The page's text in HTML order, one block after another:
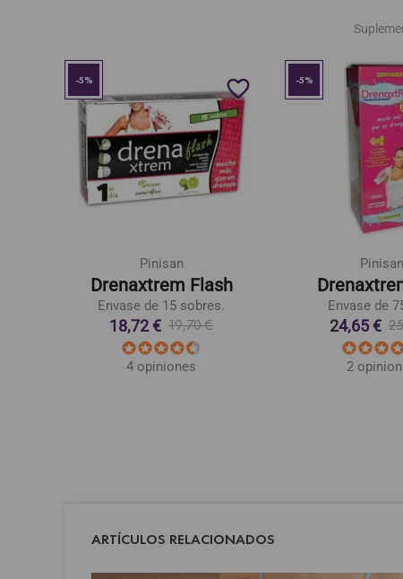
-5%
Pinisan
Drenaxtrem Flash
Envase de 15 sobres.
18,72 € 19,70 €
4 opiniones
favorite_border -5%
Pinisan
Envase de
24,65 €
2
ARTÍCULOS RELACIONADOS